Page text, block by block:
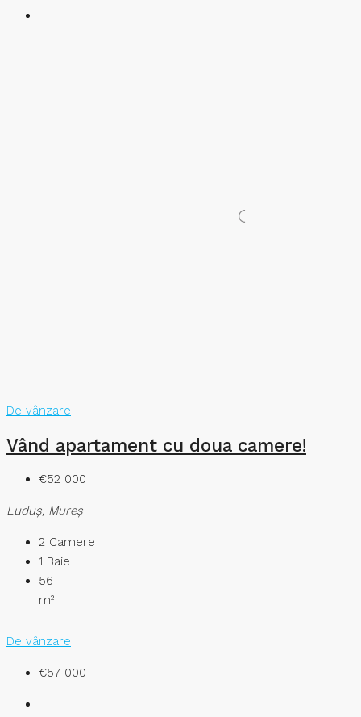
De vânzare
Vând apartament cu doua camere!
€52 000
Luduş, Mureș
2 Camere
1 Baie
56
m²
De vânzare
€57 000